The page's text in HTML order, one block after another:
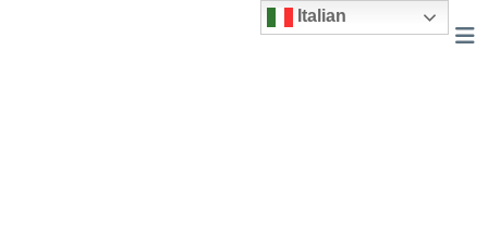
Italian